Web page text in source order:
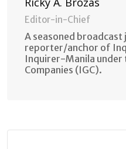
Editor-in-Chief
A seasoned
reporter/anchor of
Inquirer-Manila
Companies (IGC).